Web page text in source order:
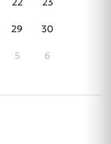
29 30
5 6